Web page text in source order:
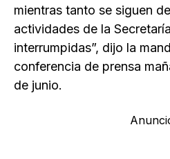
mientras tanto se siguen
actividades de la
interrumpidas”, dijo la
conferencia de prensa
de junio.